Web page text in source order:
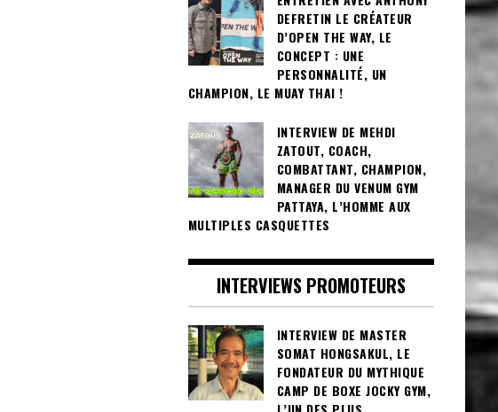
DEFRETIN LE CRÉATEUR
D’OPEN THE WAY, LE
CONCEPT : UNE
PERSONNALITÉ, UN
CHAMPION, LE MUAY THAI !
INTERVIEW DE MEHDI
ZATOUT, COACH,
COMBATTANT, CHAMPION,
MANAGER DU VENUM GYM
PATTAYA, L’HOMME AUX
MULTIPLES CASQUETTES
INTERVIEWS PROMOTEURS
INTERVIEW DE MASTER
SOMAT HONGSAKUL, LE
FONDATEUR DU MYTHIQUE
CAMP DE BOXE JOCKY GYM,